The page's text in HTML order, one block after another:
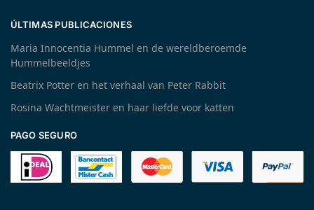
ÚLTIMAS PUBLICACIONES
Maria Innocentia Hummel en de wereldberoemde
Hummelbeeldjes
Beatrix Potter en het verhaal van Peter Rabbit
Rosina Wachtmeister en haar liefde voor katten
PAGO SEGURO